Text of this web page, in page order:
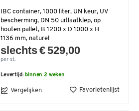
IBC container, 1000 liter, UN keur, UV
bescherming, DN 50 uitlaatklep, op
houten pallet, B 1200 x D 1000 x H
1136 mm, naturel
slechts € 529,00
per st.
Levertijd: binnen 2 weken
Vergelijken Favorietenlijst